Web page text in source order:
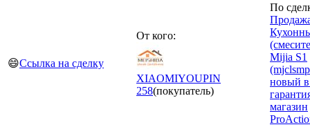
😄Ссылка на сделку
От кого:
XIAOMIYOUPIN
258(покупатель)
По
Mijia S1
новый
магазин